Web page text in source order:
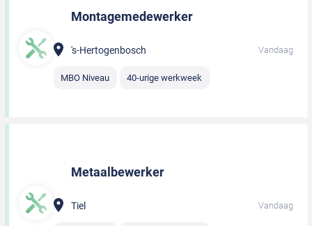
Montagemedewerker
's-Hertogenbosch Vandaag
MBO Niveau 40-urige werkweek
Metaalbewerker
Tiel Vandaag